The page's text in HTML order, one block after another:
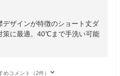
デザインが特徴のショート丈ダ
策に最適。40℃まで手洗い可能
めコメント（2件）